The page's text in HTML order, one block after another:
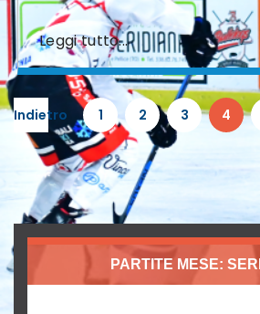
Leggi tutto...
Indietro 1 2 3 4
PARTITE MESE: